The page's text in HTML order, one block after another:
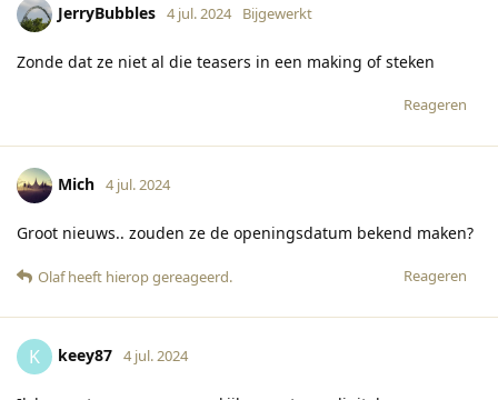
JerryBubbles 4 jul. 2024 Bijgewerkt
Zonde dat ze niet al die teasers in een making of steken
Reageren
Mich 4 jul. 2024
Groot nieuws.. zouden ze de openingsdatum bekend maken?
Reageren
Olafheeft hierop gereageerd.
K keey87 4 jul. 2024